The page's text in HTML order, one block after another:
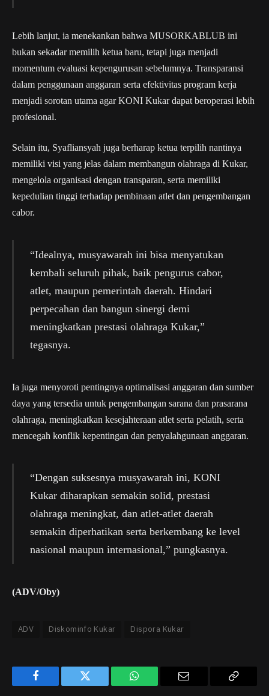
Lebih lanjut, ia menekankan bahwa MUSORKABLUB ini
bukan sekadar memilih ketua baru, tetapi juga menjadi
momentum evaluasi kepengurusan sebelumnya. Transparansi
dalam penggunaan anggaran serta efektivitas program kerja
menjadi sorotan utama agar KONI Kukar dapat beroperasi lebih
profesional.
Selain itu, Syafliansyah juga berharap ketua terpilih nantinya
memiliki visi yang jelas dalam membangun olahraga di Kukar,
mengelola organisasi dengan transparan, serta memiliki
kepedulian tinggi terhadap pembinaan atlet dan pengembangan
cabor.
“Idealnya, musyawarah ini bisa menyatukan
kembali seluruh pihak, baik pengurus cabor,
atlet, maupun pemerintah daerah. Hindari
perpecahan dan bangun sinergi demi
meningkatkan prestasi olahraga Kukar,”
tegasnya.
Ia juga menyoroti pentingnya optimalisasi anggaran dan sumber
daya yang tersedia untuk pengembangan sarana dan prasarana
olahraga, meningkatkan kesejahteraan atlet serta pelatih, serta
mencegah konflik kepentingan dan penyalahgunaan anggaran.
“Dengan suksesnya musyawarah ini, KONI
Kukar diharapkan semakin solid, prestasi
olahraga meningkat, dan atlet-atlet daerah
semakin diperhatikan serta berkembang ke level
nasional maupun internasional,” pungkasnya.
(ADV/Oby)
ADV Diskominfo Kukar Dispora Kukar
Facebook Twitter WhatsApp